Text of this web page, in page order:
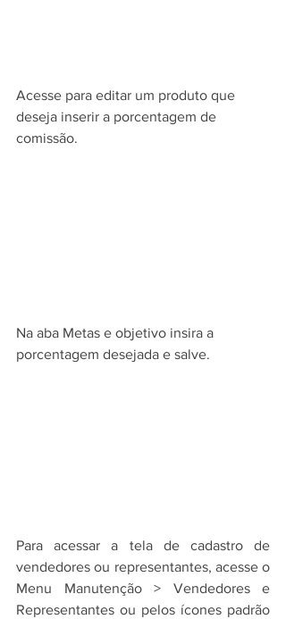
Acesse para editar um produto que
deseja inserir a porcentagem de
comissão.
Na aba Metas e objetivo insira a
porcentagem desejada e salve.
Para acessar a tela de cadastro de
vendedores ou representantes, acesse o
Menu Manutenção > Vendedores e
Representantes ou pelos ícones padrão